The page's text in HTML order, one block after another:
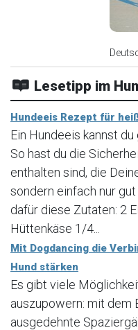
Lesetipp im
Hundeeis Rezept für
Ein Hundeeis kannst
So hast du die
enthalten sind, die
sondern einfach nur
dafür diese Zutaten: 2
Hüttenkäse 1/4...
Mit Dogdancing die
Hund stärken
Es gibt viele
auszupowern: mit dem
ausgedehnte